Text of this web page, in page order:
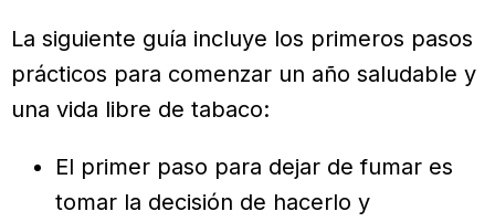
La siguiente guía incluye los primeros pasos
prácticos para comenzar un año saludable y
una vida libre de tabaco:
El primer paso para dejar de fumar es
tomar la decisión de hacerlo y